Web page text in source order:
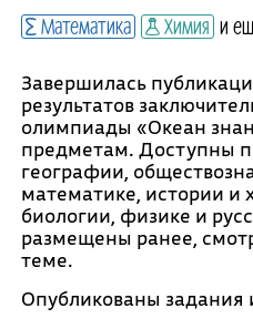
Математика Химия и
Завершилась
результатов
олимпиады «Океан
предметам. Доступны
географии,
математике, истории и
биологии, физике и
размещены ранее,
теме.
Опубликованы задания